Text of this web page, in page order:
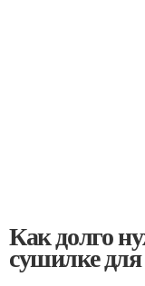
Как долго
сушилке